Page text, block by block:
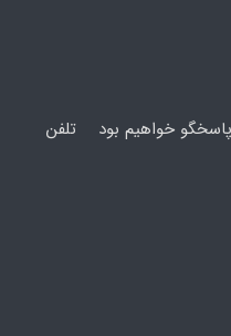
خواهیم بود تلفن